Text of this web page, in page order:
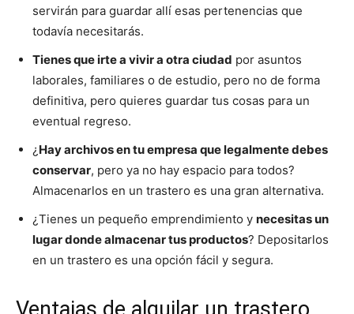
servirán para guardar allí esas pertenencias que
todavía necesitarás.
Tienes que irte a vivir a otra ciudad por asuntos
laborales, familiares o de estudio, pero no de forma
definitiva, pero quieres guardar tus cosas para un
eventual regreso.
¿ Hay archivos en tu empresa que legalmente debes
conservar, pero ya no hay espacio para todos?
Almacenarlos en un trastero es una gran alternativa.
¿Tienes un pequeño emprendimiento y necesitas un
lugar donde almacenar tus productos? Depositarlos
en un trastero es una opción fácil y segura.